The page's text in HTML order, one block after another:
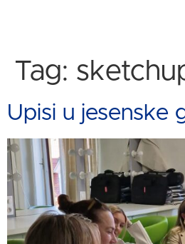
Tag:
Upisi u jesenske